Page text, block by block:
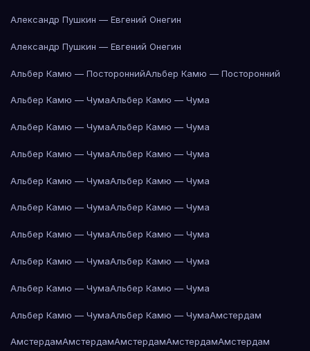
Александр Пушкин — Евгений Онегин
Александр Пушкин — Евгений Онегин
Альбер Камю — ПостороннийАльбер Камю — Посторонний
Альбер Камю — ЧумаАльбер Камю — Чума
Альбер Камю — ЧумаАльбер Камю — Чума
Альбер Камю — ЧумаАльбер Камю — Чума
Альбер Камю — ЧумаАльбер Камю — Чума
Альбер Камю — ЧумаАльбер Камю — Чума
Альбер Камю — ЧумаАльбер Камю — Чума
Альбер Камю — ЧумаАльбер Камю — Чума
Альбер Камю — ЧумаАльбер Камю — Чума
Альбер Камю — ЧумаАльбер Камю — ЧумаАмстердам
АмстердамАмстердамАмстердамАмстердамАмстердам